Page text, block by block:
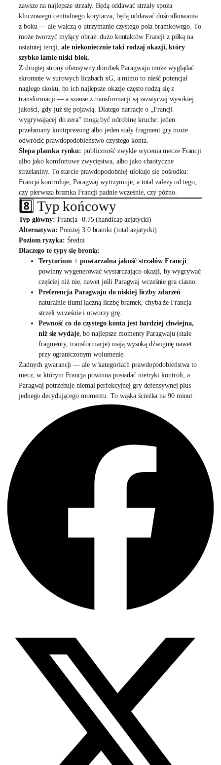
zawsze na najlepsze strzały. Będą oddawać strzały spoza
kluczowego centralnego korytarza, będą oddawać dośrodkowania
z boku — ale walczą o utrzymanie czystego pola bramkowego. To
może tworzyć mylący obraz: dużo kontaktów Francji z piłką na
ostatniej tercji,ale niekoniecznie taki rodzaj okazji, który
szybko łamie niski blok.
Z drugiej strony ofensywny dorobek Paragwaju może wyglądać
skromnie w surowych liczbach xG, a mimo to nieść potencjał
nagłego skoku, bo ich najlepsze okazje często rodzą się z
transformacji — a szanse z transformacji są zazwyczaj wysokiej
jakości, gdy już się pojawią. Dlatego narracje o „Francji
wygrywającej do zera” mogą być odrobinę kruche: jeden
przełamany kontrpressing albo jeden stały fragment gry może
odwrócić prawdopodobieństwo czystego konta.
Ślepa plamka rynku: publiczność zwykle wycenia mecze Francji
albo jako komfortowe zwycięstwa, albo jako chaotyczne
strzelaniny. To starcie prawdopodobniej ulokuje się pośrodku:
Francja kontroluje, Paragwaj wytrzymuje, a total zależy od tego,
czy pierwsza bramka Francji padnie wcześnie, czy późno.
8️⃣ Typ końcowy
Typ główny: Francja -0.75 (handicap azjatycki)
Alternatywa: Poniżej 3.0 bramki (total azjatycki)
Poziom ryzyka: Średni
Dlaczego te typy się bronią:
Terytorium + powtarzalna jakość strzałów Francji
powinny wygenerować wystarczająco okazji, by wygrywać
częściej niż nie, nawet jeśli Paragwaj wcześnie gra ciasno.
Preferencja Paragwaju do niskiej liczby zdarzeń
naturalnie tłumi łączną liczbę bramek, chyba że Francja
strzeli wcześnie i otworzy grę.
Pewność co do czystego konta jest bardziej chwiejna,
niż się wydaje, bo najlepsze momenty Paragwaju (stałe
fragmenty, transformacje) mają wysoką dźwignię nawet
przy ograniczonym wolumenie.
Żadnych gwarancji — ale w kategoriach prawdopodobieństwa to
mecz, w którym Francja powinna posiadać metryki kontroli, a
Paragwaj potrzebuje niemal perfekcyjnej gry defensywnej plus
jednego decydującego momentu. To wąska ścieżka na 90 minut.